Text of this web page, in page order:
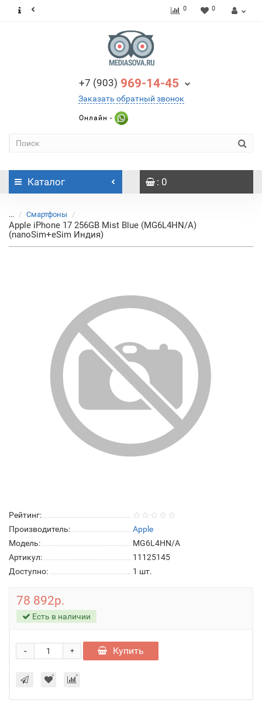
0 0
+7 (903) 969-14-45
Заказать обратный звонок
Онлайн -
Каталог : 0
... Смартфоны
Apple iPhone 17 256GB Mist Blue (MG6L4HN/A)
(nanoSim+eSim Индия)
Рейтинг:
Производитель:
Apple
Модель:
MG6L4HN/A
Артикул:
11125145
Доступно:
1 шт.
78 892р.
Есть в наличии
+
- Купить